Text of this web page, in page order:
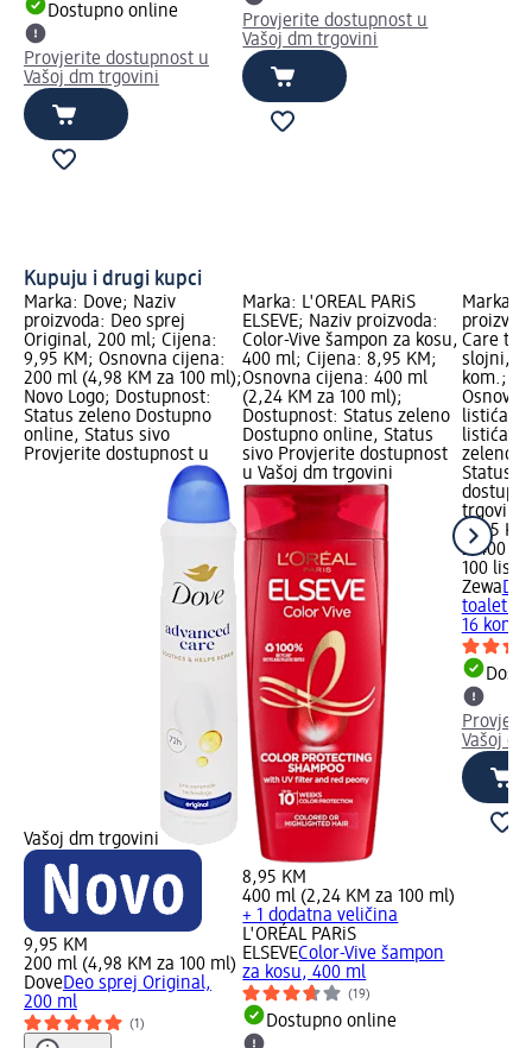
Dostupno online
Provjerite dostupnost u
Vašoj dm trgovini
Provjerite dostupnost u
Vašoj dm trgovini
Kupuju i drugi kupci
Marka: Dove; Naziv
proizvoda: Deo sprej
Original, 200 ml; Cijena:
9,95 KM; Osnovna cijena:
200 ml (4,98 KM za 100 ml);
Novo Logo; Dostupnost:
Status zeleno Dostupno
online, Status sivo
Provjerite dostupnost u
Vašoj dm trgovini
9,95 KM
200 ml (4,98 KM za 100 ml)
DoveDeo sprej Original,
200 ml
(1)
Marka: L'ORÉAL PARiS
ELSEVE; Naziv proizvoda:
Color-Vive šampon za kosu,
400 ml; Cijena: 8,95 KM;
Osnovna cijena: 400 ml
(2,24 KM za 100 ml);
Dostupnost: Status zeleno
Dostupno online, Status
sivo Provjerite dostupnost
u Vašoj dm trgovini
8,95 KM
400 ml (2,24 KM za 100 ml)
+ 1 dodatna veličina
L'ORÉAL PARiS
ELSEVEColor-Vive šampon
za kosu, 400 ml
(19)
Dostupno online
Marka:
Care
slojni,
kom.;
listića
listića);
zeleno
Status
trgovini
11,95 KM
2.400
100
Zewa
toaletni
16 kom.
Vašoj